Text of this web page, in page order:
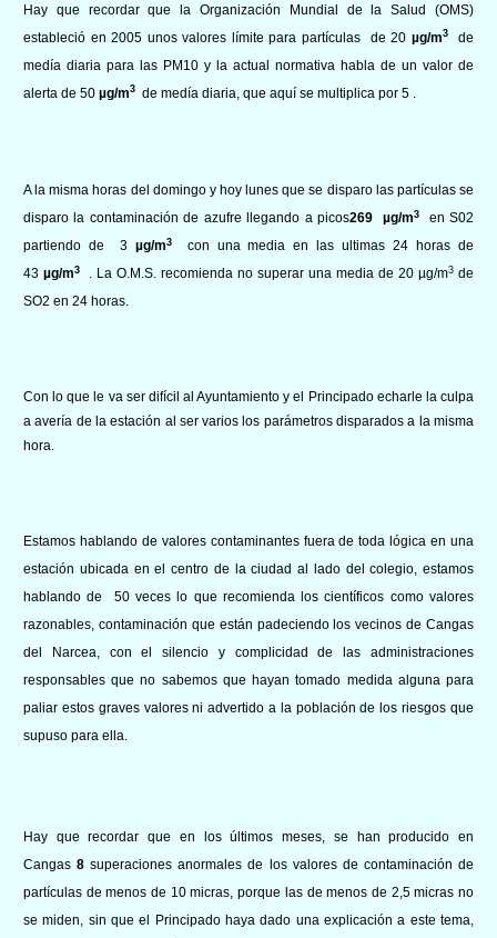
Hay que recordar que la Organización Mundial de la Salud (OMS)
estableció en 2005 unos valores límite para partículas de 20 µg/m3
de
medía diaria para las PM10 y la actual normativa habla de un valor de
alerta de 50 µg/m3 de medía diaria, que aquí se multiplica por 5 .
A la misma horas del domingo y hoy lunes que se disparo las partículas se
disparo la contaminación de azufre llegando a picos269 µg/m3 en S02
partiendo de 3 µg/m3
con una media en las ultimas 24 horas de
43 µg/m3 . La O.M.S. recomienda no superar una media de 20 µg/m3 de
SO2 en 24 horas.
Con lo que le va ser difícil al Ayuntamiento y el Principado echarle la culpa
a avería de la estación al ser varios los parámetros disparados a la misma
hora.
Estamos hablando de valores contaminantes fuera de toda lógica en una
estación ubicada en el centro de la ciudad al lado del colegio, estamos
hablando de 50 veces lo que recomienda los científicos como valores
razonables, contaminación que están padeciendo los vecinos de Cangas
del Narcea, con el silencio y complicidad de las administraciones
responsables que no sabemos que hayan tomado medida alguna para
paliar estos graves valores ni advertido a la población de los riesgos que
supuso para ella.
Hay que recordar que en los últimos meses, se han producido en
Cangas8superaciones anormales de los valores de contaminación de
partículas de menos de 10 micras, porque las de menos de 2,5 micras no
se miden, sin que el Principado haya dado una explicación a este tema,